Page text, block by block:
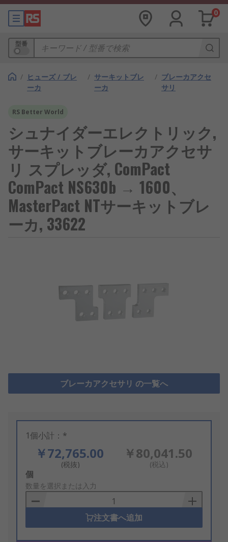
0
型番
/ ヒューズ / ブレ
ーカ
/ サーキットブレ
ーカ
/ ブレーカアクセ
サリ
RS Better World
シュナイダーエレクトリック,
サーキットブレーカアクセサ
リ スプレッダ, ComPact
ComPact NS630b → 1600、
MasterPact NTサーキットブレ
ーカ, 33622
ブレーカアクセサリ の一覧へ
1個小計：*
￥72,765.00
(税抜)
￥80,041.50
(税込)
Add
to
Basket
個
数量を選択または入力
注文書へ追加